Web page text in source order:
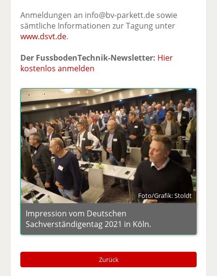
Anmeldungen an info@bv-parkett.de sowie
sämtliche Informationen zur Tagung unter
www.dsvt.de.
Der FussbodenTechnik-Newsletter: Hier
kostenlos anmelden
Foto/Grafik: Stoldt
Impression vom Deutschen
Sachverständigentag 2021 in Köln.
Zurück